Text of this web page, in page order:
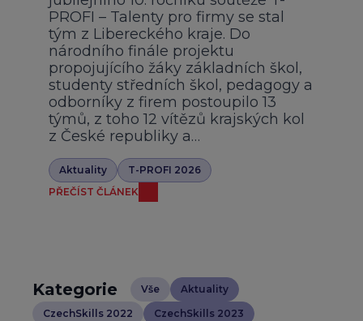
PROFI – Talenty pro firmy se stal
tým z Libereckého kraje. Do
národního finále projektu
propojujícího žáky základních škol,
studenty středních škol, pedagogy a
odborníky z firem postoupilo 13
týmů, z toho 12 vítězů krajských kol
z České republiky a…
Aktuality
T-PROFI 2026
PŘEČÍST ČLÁNEK
Kategorie Vše
Aktuality
CzechSkills 2022
CzechSkills 2023